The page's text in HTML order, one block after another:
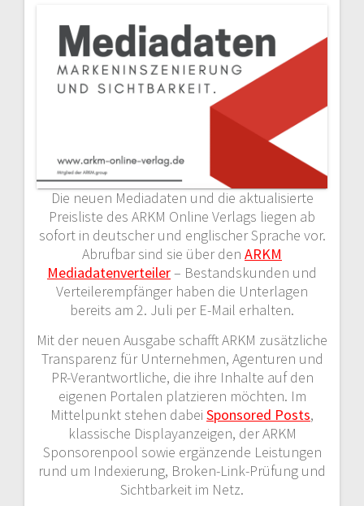
Die neuen Mediadaten und die aktualisierte
Preisliste des ARKM Online Verlags liegen ab
sofort in deutscher und englischer Sprache vor.
Abrufbar sind sie über den ARKM
Mediadatenverteiler– Bestandskunden und
Verteilerempfänger haben die Unterlagen
bereits am 2. Juli per E-Mail erhalten.
Mit der neuen Ausgabe schafft ARKM zusätzliche
Transparenz für Unternehmen, Agenturen und
PR-Verantwortliche, die ihre Inhalte auf den
eigenen Portalen platzieren möchten. Im
Mittelpunkt stehen dabei Sponsored Posts,
klassische Displayanzeigen, der ARKM
Sponsorenpool sowie ergänzende Leistungen
rund um Indexierung, Broken-Link-Prüfung und
Sichtbarkeit im Netz.